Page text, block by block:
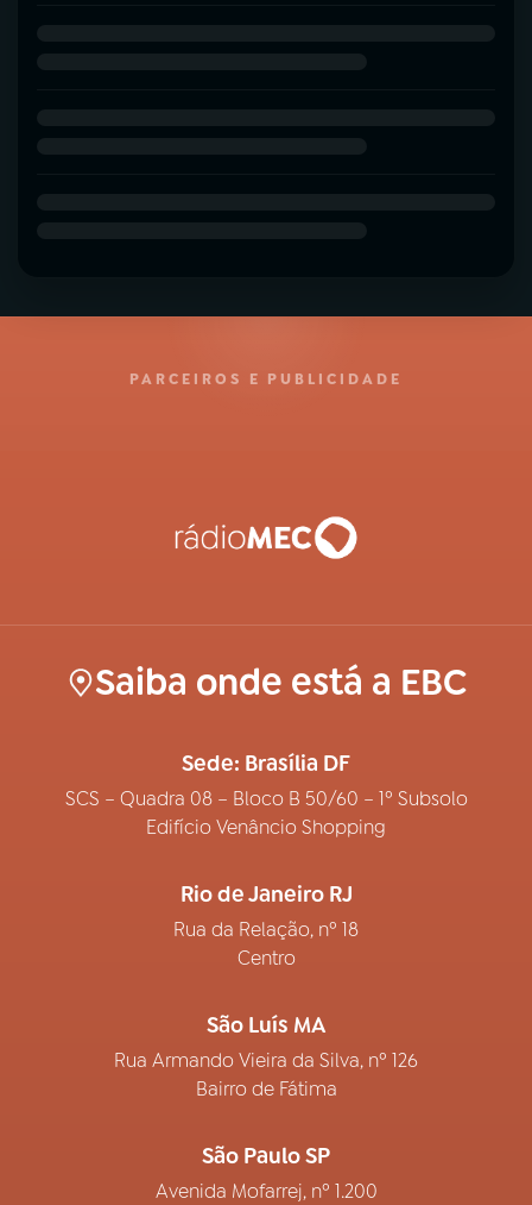
PARCEIROS E PUBLICIDADE
Saiba onde está a EBC
Sede: Brasília DF
SCS – Quadra 08 – Bloco B 50/60 – 1º Subsolo
Edifício Venâncio Shopping
Rio de Janeiro RJ
Rua da Relação, nº 18
Centro
São Luís MA
Rua Armando Vieira da Silva, nº 126
Bairro de Fátima
São Paulo SP
Avenida Mofarrej, nº 1.200